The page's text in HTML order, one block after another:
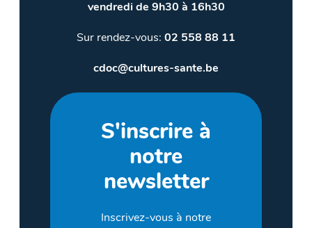
vendredi de 9h30 à 16h30
Sur rendez-vous: 02 558 88 11
cdoc@cultures-sante.be
S'inscrire à
notre
newsletter
Inscrivez-vous à notre